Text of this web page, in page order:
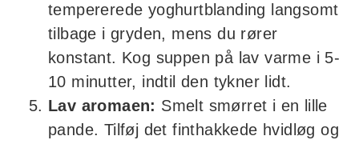
tempererede yoghurtblanding langsomt
tilbage i gryden, mens du rører
konstant. Kog suppen på lav varme i 5-
10 minutter, indtil den tykner lidt.
Lav aromaen: Smelt smørret i en lille
pande. Tilføj det finthakkede hvidløg og